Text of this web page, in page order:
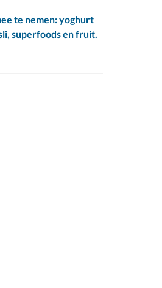
te nemen: yoghurt
superfoods en fruit.